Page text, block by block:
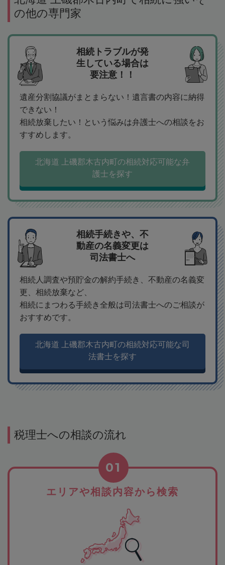
の他の専門家
相続トラブルが発
生している場合は
要注意！！
遺産分割協議がまとまらない！遺言書の内容に納得
できない！
相続放棄したい！という悩みは弁護士への相談をお
すすめします。
北海道 上磯郡木古内町の相続対応可能な弁
護士を探す
相続手続きや、不
動産の名義変更は
司法書士へ
相続人調査や預貯金の解約手続き、不動産の名義変
更、相続放棄など、
相続にまつわる手続き全般は司法書士へのご相談が
おすすめです。
北海道 上磯郡木古内町の相続対応可能な司
法書士を探す
税理士への相談の流れ
エリアや相談内容から検索
01